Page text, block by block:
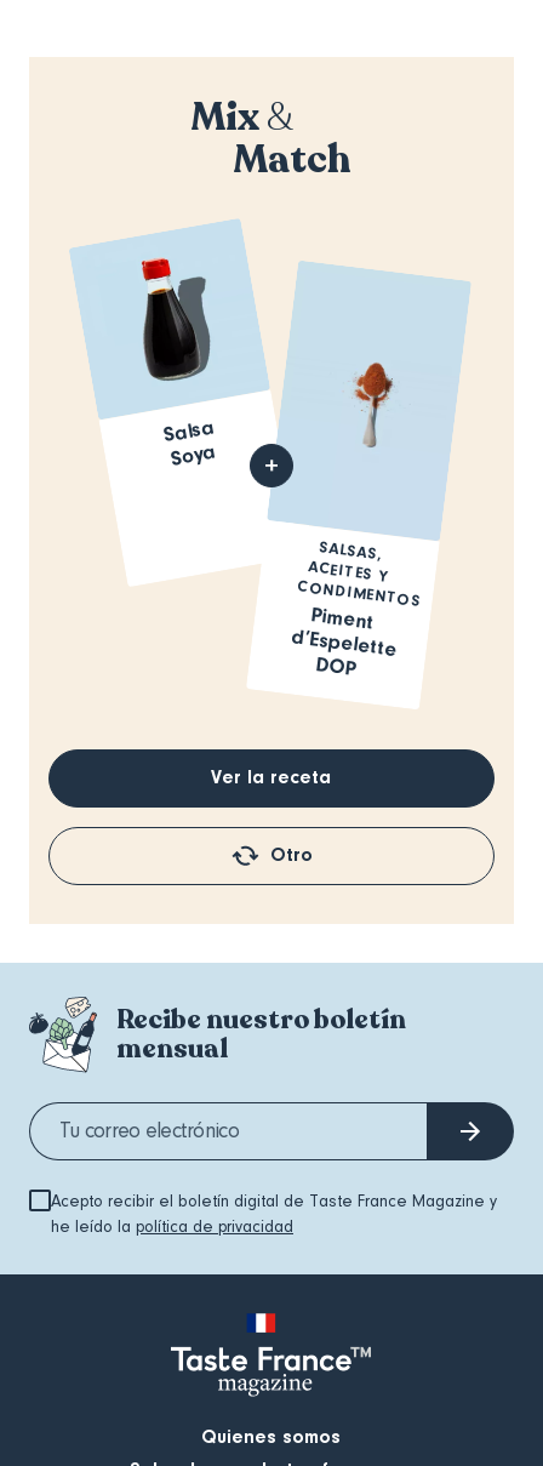
Mix&
Match
Salsa
Soya
SALSAS,
ACEITES Y
CONDIMENTOS
Piment
d’Espelette
DOP
Ver la receta
Otro
Recibe nuestro boletín
mensual
Acepto recibir el boletín digital de Taste France Magazine y
he leído la política de privacidad
Quienes somos